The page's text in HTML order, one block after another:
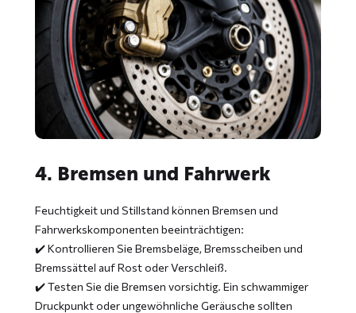
4. Bremsen und Fahrwerk
Feuchtigkeit und Stillstand können Bremsen und
Fahrwerkskomponenten beeinträchtigen:
✔️ Kontrollieren Sie Bremsbeläge, Bremsscheiben und
Bremssättel auf Rost oder Verschleiß.
✔️ Testen Sie die Bremsen vorsichtig. Ein schwammiger
Druckpunkt oder ungewöhnliche Geräusche sollten